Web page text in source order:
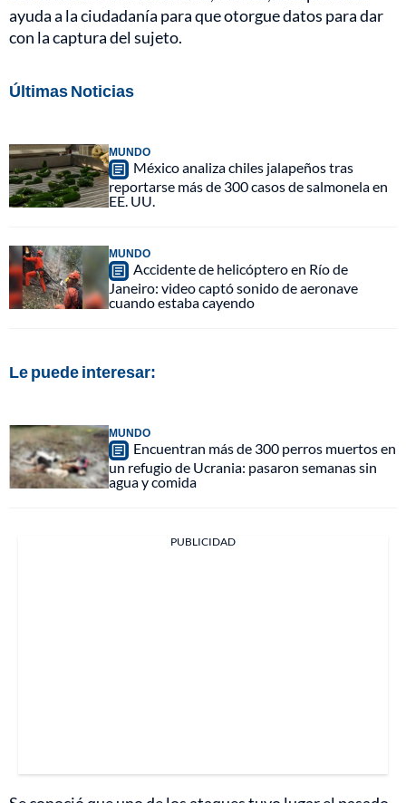
ayuda a la ciudadanía para que otorgue datos para dar
con la captura del sujeto.
Últimas Noticias
MUNDO
México analiza chiles jalapeños tras
reportarse más de 300 casos de salmonela en
EE. UU.
MUNDO
Accidente de helicóptero en Río de
Janeiro: video captó sonido de aeronave
cuando estaba cayendo
Le puede interesar:
MUNDO
Encuentran más de 300 perros muertos en
un refugio de Ucrania: pasaron semanas sin
agua y comida
PUBLICIDAD